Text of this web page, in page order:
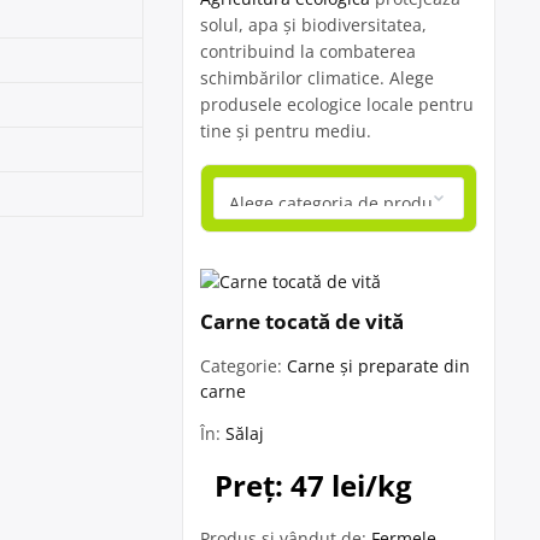
solul, apa și biodiversitatea,
contribuind la combaterea
schimbărilor climatice. Alege
produsele ecologice locale pentru
tine și pentru mediu.
Carne tocată de vită
Categorie: Carne și preparate din
carne
În: Sălaj
Preț: 47 lei/kg